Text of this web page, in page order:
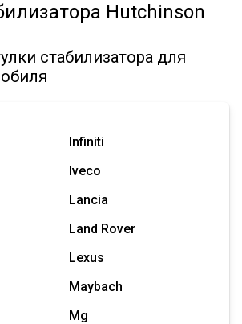
Hutchinson
стабилизатора для
Infiniti
Iveco
Lancia
Land Rover
Lexus
Maybach
Mg